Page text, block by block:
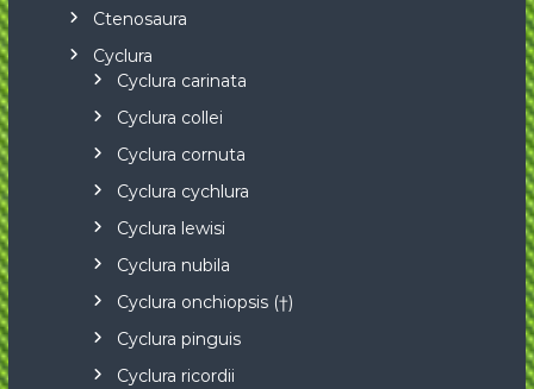
Ctenosaura
Cyclura
Cyclura carinata
Cyclura collei
Cyclura cornuta
Cyclura cychlura
Cyclura lewisi
Cyclura nubila
Cyclura onchiopsis (†)
Cyclura pinguis
Cyclura ricordii